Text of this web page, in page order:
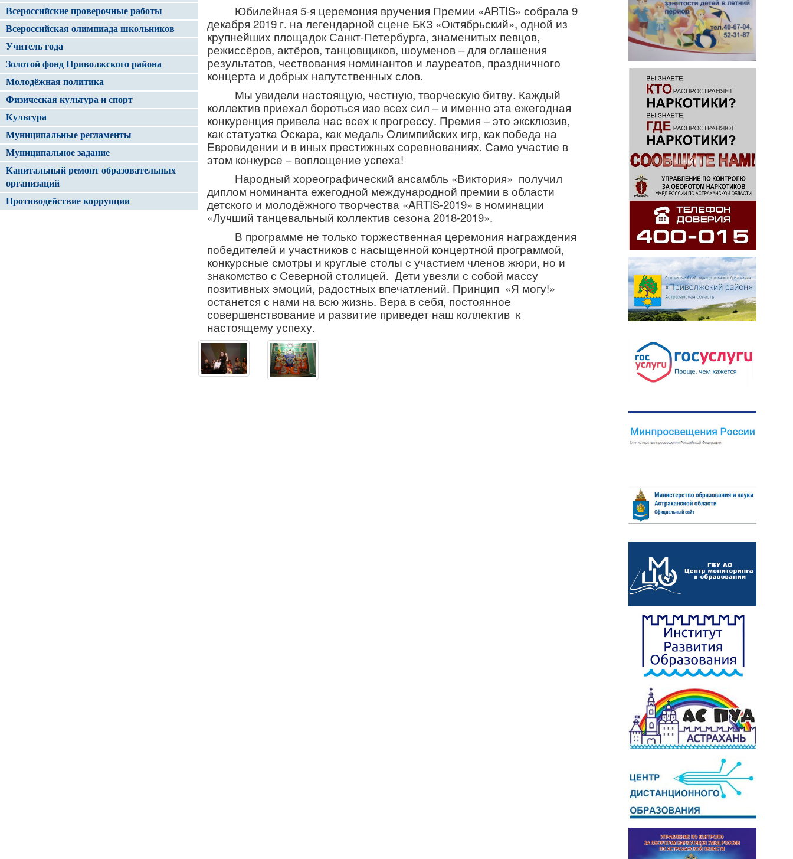
Всероссийские проверочные работы
Всероссийская олимпиада школьников
Учитель года
Золотой фонд Приволжского района
Молодёжная политика
Физическая культура и спорт
Культура
Муниципальные регламенты
Муниципальное задание
Капитальный ремонт образовательных
организаций
Противодействие коррупции
Юбилейная 5-я церемония вручения Премии «ARTIS» собрала 9
декабря 2019 г. на легендарной сцене БКЗ «Октябрьский», одной из
крупнейших площадок Санкт-Петербурга, знаменитых певцов,
режиссёров, актёров, танцовщиков, шоуменов – для оглашения
результатов, чествования номинантов и лауреатов, праздничного
концерта и добрых напутственных слов.
Мы увидели настоящую, честную, творческую битву. Каждый
коллектив приехал бороться изо всех сил – и именно эта ежегодная
конкуренция привела нас всех к прогрессу. Премия – это эксклюзив,
как статуэтка Оскара, как медаль Олимпийских игр, как победа на
Евровидении и в иных престижных соревнованиях. Само участие в
этом конкурсе – воплощение успеха!
Народный хореографический ансамбль «Виктория» получил
диплом номинанта ежегодной международной премии в области
детского и молодёжного творчества «ARTIS-2019» в номинации
«Лучший танцевальный коллектив сезона 2018-2019».
В программе не только торжественная церемония награждения
победителей и участников с насыщенной концертной программой,
конкурсные смотры и круглые столы с участием членов жюри, но и
знакомство с Северной столицей. Дети увезли с собой массу
позитивных эмоций, радостных впечатлений. Принцип «Я могу!»
останется с нами на всю жизнь. Вера в себя, постоянное
совершенствование и развитие приведет наш коллектив к
настоящему успеху.